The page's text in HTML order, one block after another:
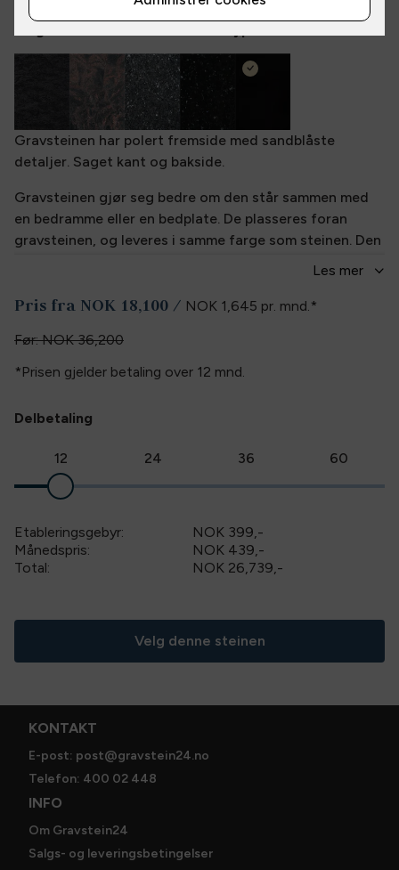
Gravsteinen har polert fremside med sandblåste
detaljer. Saget kant og bakside.
Gravsteinen gjør seg bedre om den står sammen med
en bedramme eller en bedplate. De plasseres foran
gravsteinen, og leveres i samme farge som steinen. Den
Inkludert i prisen for ny gravstein er:
lakk.
• Montering etter forskriftene på sokkel med to bolter.
Det er tillegg for innlegg i gull, minneord, gravert og
påsatt dekor, lykt, vaser, bedramme og bedplate.
Du skriver inn navn på avdøde og minneord når du går
til utsjekk. Her velger du ev. bedramme, bedplate, dekor
ikke bindende før du har mottatt skissen og steinen er
Dimensjoner:
65 × 65 cm
Steinsort:
Les mer
Pris fra NOK 18,100 / NOK 1,645 pr. mnd. *
Før:NOK 36,200
*Prisen gjelder betaling over 12 mnd.
Delbetaling
12 24 36 60
Etableringsgebyr: NOK 399 ,-
Månedspris:
NOK 439,-
Total:
NOK 26,739 ,-
Velg denne steinen
KONTAKT
E-post: post@gravstein24.no
Telefon: 400 02 448
INFO
Om Gravstein24
Salgs- og leveringsbetingelser